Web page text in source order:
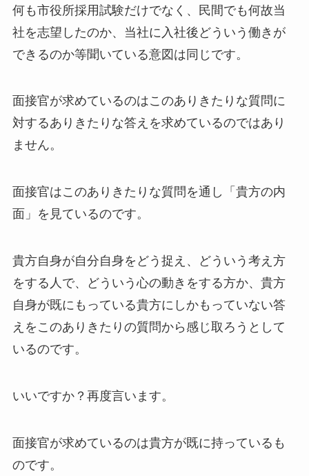
何も市役所採用試験だけでなく、民間でも何故当
社を志望したのか、当社に入社後どういう働きが
できるのか等聞いている意図は同じです。
面接官が求めているのはこのありきたりな質問に
対するありきたりな答えを求めているのではあり
ません。
面接官はこのありきたりな質問を通し「貴方の内
面」を見ているのです。
貴方自身が自分自身をどう捉え、どういう考え方
をする人で、どういう心の動きをする方か、貴方
自身が既にもっている貴方にしかもっていない答
えをこのありきたりの質問から感じ取ろうとして
いるのです。
いいですか？再度言います。
面接官が求めているのは貴方が既に持っているも
のです。